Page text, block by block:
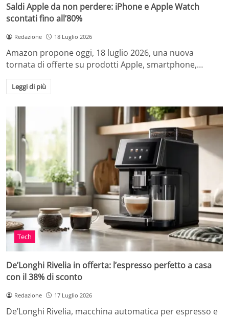
Saldi Apple da non perdere: iPhone e Apple Watch
scontati fino all’80%
Redazione 18 Luglio 2026
Amazon propone oggi, 18 luglio 2026, una nuova
tornata di offerte su prodotti Apple, smartphone,…
Leggi di più
Tech
De’Longhi Rivelia in offerta: l’espresso perfetto a casa
con il 38% di sconto
Redazione 17 Luglio 2026
De’Longhi Rivelia, macchina automatica per espresso e